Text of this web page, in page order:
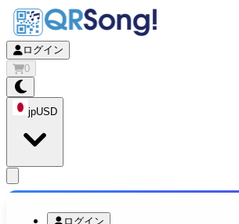
ログイン
0
jpUSD
ログイン